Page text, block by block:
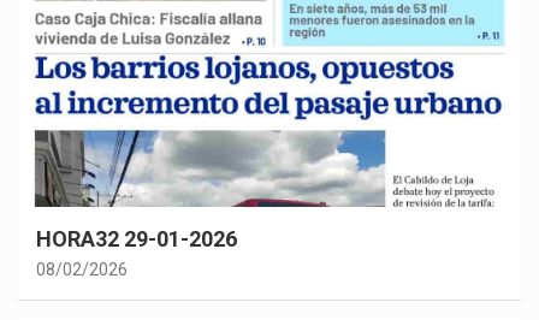
HORA32 29-01-2026
08/02/2026